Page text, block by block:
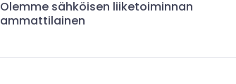
Olemme sähköisen liiketoiminnan
ammattilainen